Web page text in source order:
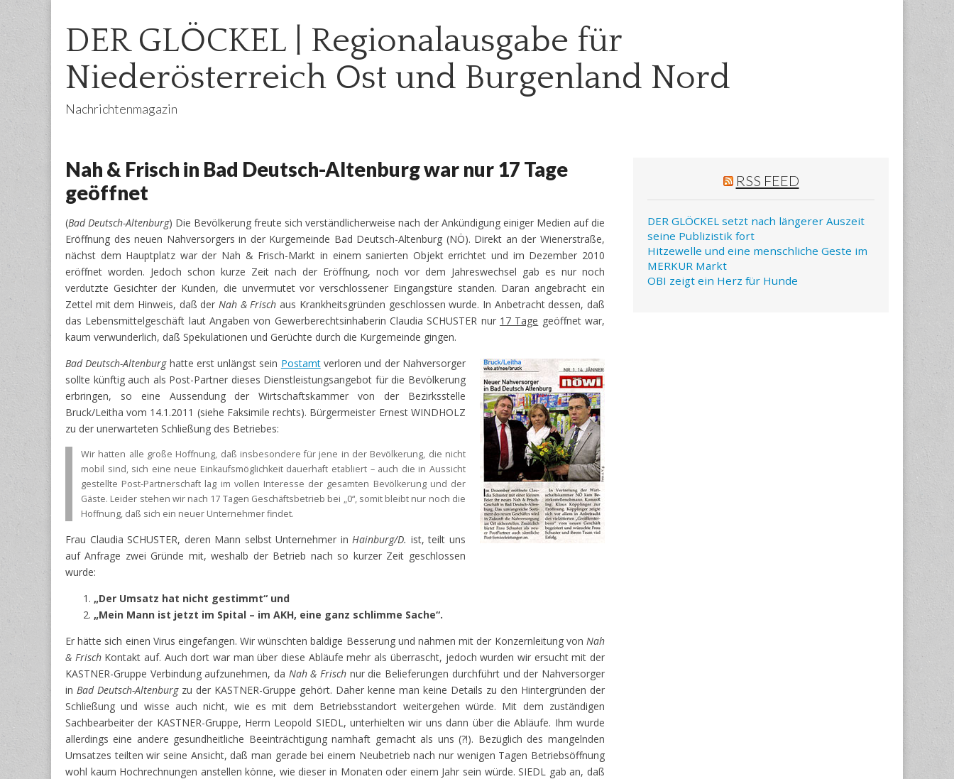
DER GLÖCKEL | Regionalausgabe für
Niederösterreich Ost und Burgenland Nord
Nachrichtenmagazin
menu
to
content
Nah & Frisch in Bad Deutsch-Altenburg war nur 17 Tage
geöffnet
(Bad Deutsch-Altenburg) Die Bevölkerung freute sich verständlicherweise nach der Ankündigung einiger Medien auf die
Eröffnung des neuen Nahversorgers in der Kurgemeinde Bad Deutsch-Altenburg (NÖ). Direkt an der Wienerstraße,
nächst dem Hauptplatz war der Nah & Frisch-Markt in einem sanierten Objekt errichtet und im Dezember 2010
eröffnet worden. Jedoch schon kurze Zeit nach der Eröffnung, noch vor dem Jahreswechsel gab es nur noch
verdutzte Gesichter der Kunden, die unvermutet vor verschlossener Eingangstüre standen. Daran angebracht ein
Zettel mit dem Hinweis, daß derNah & Frisch aus Krankheitsgründen geschlossen wurde. In Anbetracht dessen, daß
das Lebensmittelgeschäft laut Angaben von Gewerberechtsinhaberin Claudia SCHUSTER nur 17 Tage geöffnet war,
kaum verwunderlich, daß Spekulationen und Gerüchte durch die Kurgemeinde gingen.
Bad Deutsch-Altenburghatte erst unlängst sein Postamtverloren und der Nahversorger
sollte künftig auch als Post-Partner dieses Dienstleistungsangebot für die Bevölkerung
erbringen, so eine Aussendung der Wirtschaftskammer von der Bezirksstelle
Bruck/Leitha vom 14.1.2011 (siehe Faksimile rechts). Bürgermeister Ernest WINDHOLZ
zu der unerwarteten Schließung des Betriebes:
Wir hatten alle große Hoffnung, daß insbesondere für jene in der Bevölkerung, die nicht
mobil sind, sich eine neue Einkaufsmöglichkeit dauerhaft etabliert – auch die in Aussicht
gestellte Post-Partnerschaft lag im vollen Interesse der gesamten Bevölkerung und der
Gäste. Leider stehen wir nach 17 Tagen Geschäftsbetrieb bei „0“, somit bleibt nur noch die
Hoffnung, daß sich ein neuer Unternehmer findet.
Frau Claudia SCHUSTER, deren Mann selbst Unternehmer inHainburg/D. ist, teilt uns
auf Anfrage zwei Gründe mit, weshalb der Betrieb nach so kurzer Zeit geschlossen
wurde:
„Der Umsatz hat nicht gestimmt“ und
„Mein Mann ist jetzt im Spital – im AKH, eine ganz schlimme Sache“.
Er hätte sich einen Virus eingefangen. Wir wünschten baldige Besserung und nahmen mit der Konzernleitung von Nah
& FrischKontakt auf. Auch dort war man über diese Abläufe mehr als überrascht, jedoch wurden wir ersucht mit der
KASTNER-Gruppe Verbindung aufzunehmen, da Nah & Frisch nur die Belieferungen durchführt und der Nahversorger
in Bad Deutsch-Altenburgzu der KASTNER-Gruppe gehört. Daher kenne man keine Details zu den Hintergründen der
Schließung und wisse auch nicht, wie es mit dem Betriebsstandort weitergehen würde. Mit dem zuständigen
Sachbearbeiter der KASTNER-Gruppe, Herrn Leopold SIEDL, unterhielten wir uns dann über die Abläufe. Ihm wurde
allerdings eine andere gesundheitliche Beeinträchtigung namhaft gemacht als uns (?!). Bezüglich des mangelnden
Umsatzes teilten wir seine Ansicht, daß man gerade bei einem Neubetrieb nach nur wenigen Tagen Betriebsöffnung
wohl kaum Hochrechnungen anstellen könne, wie dieser in Monaten oder einem Jahr sein würde. SIEDL gab an, daß
RSS FEED
DER GLÖCKEL setzt nach längerer Auszeit
seine Publizistik fort
Hitzewelle und eine menschliche Geste im
MERKUR Markt
OBI zeigt ein Herz für Hunde